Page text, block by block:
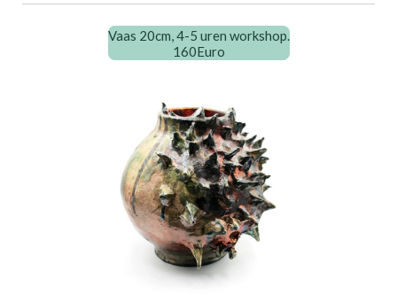
Vaas 20cm, 4-5 uren workshop.
160Euro